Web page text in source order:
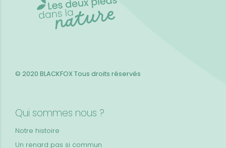
Qui sommes nous ?
Notre histoire
Un renard pas si commun
© 2020 BLACKFOXTous droits réservés